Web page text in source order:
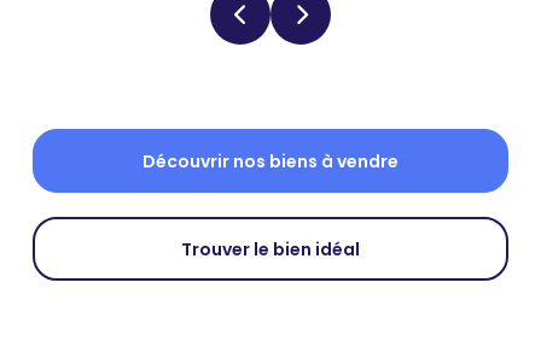
Découvrir nos biens à vendre
Trouver le bien idéal